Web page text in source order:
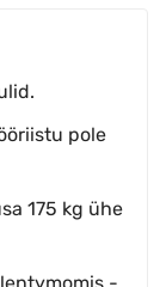
pole
175 kg ühe